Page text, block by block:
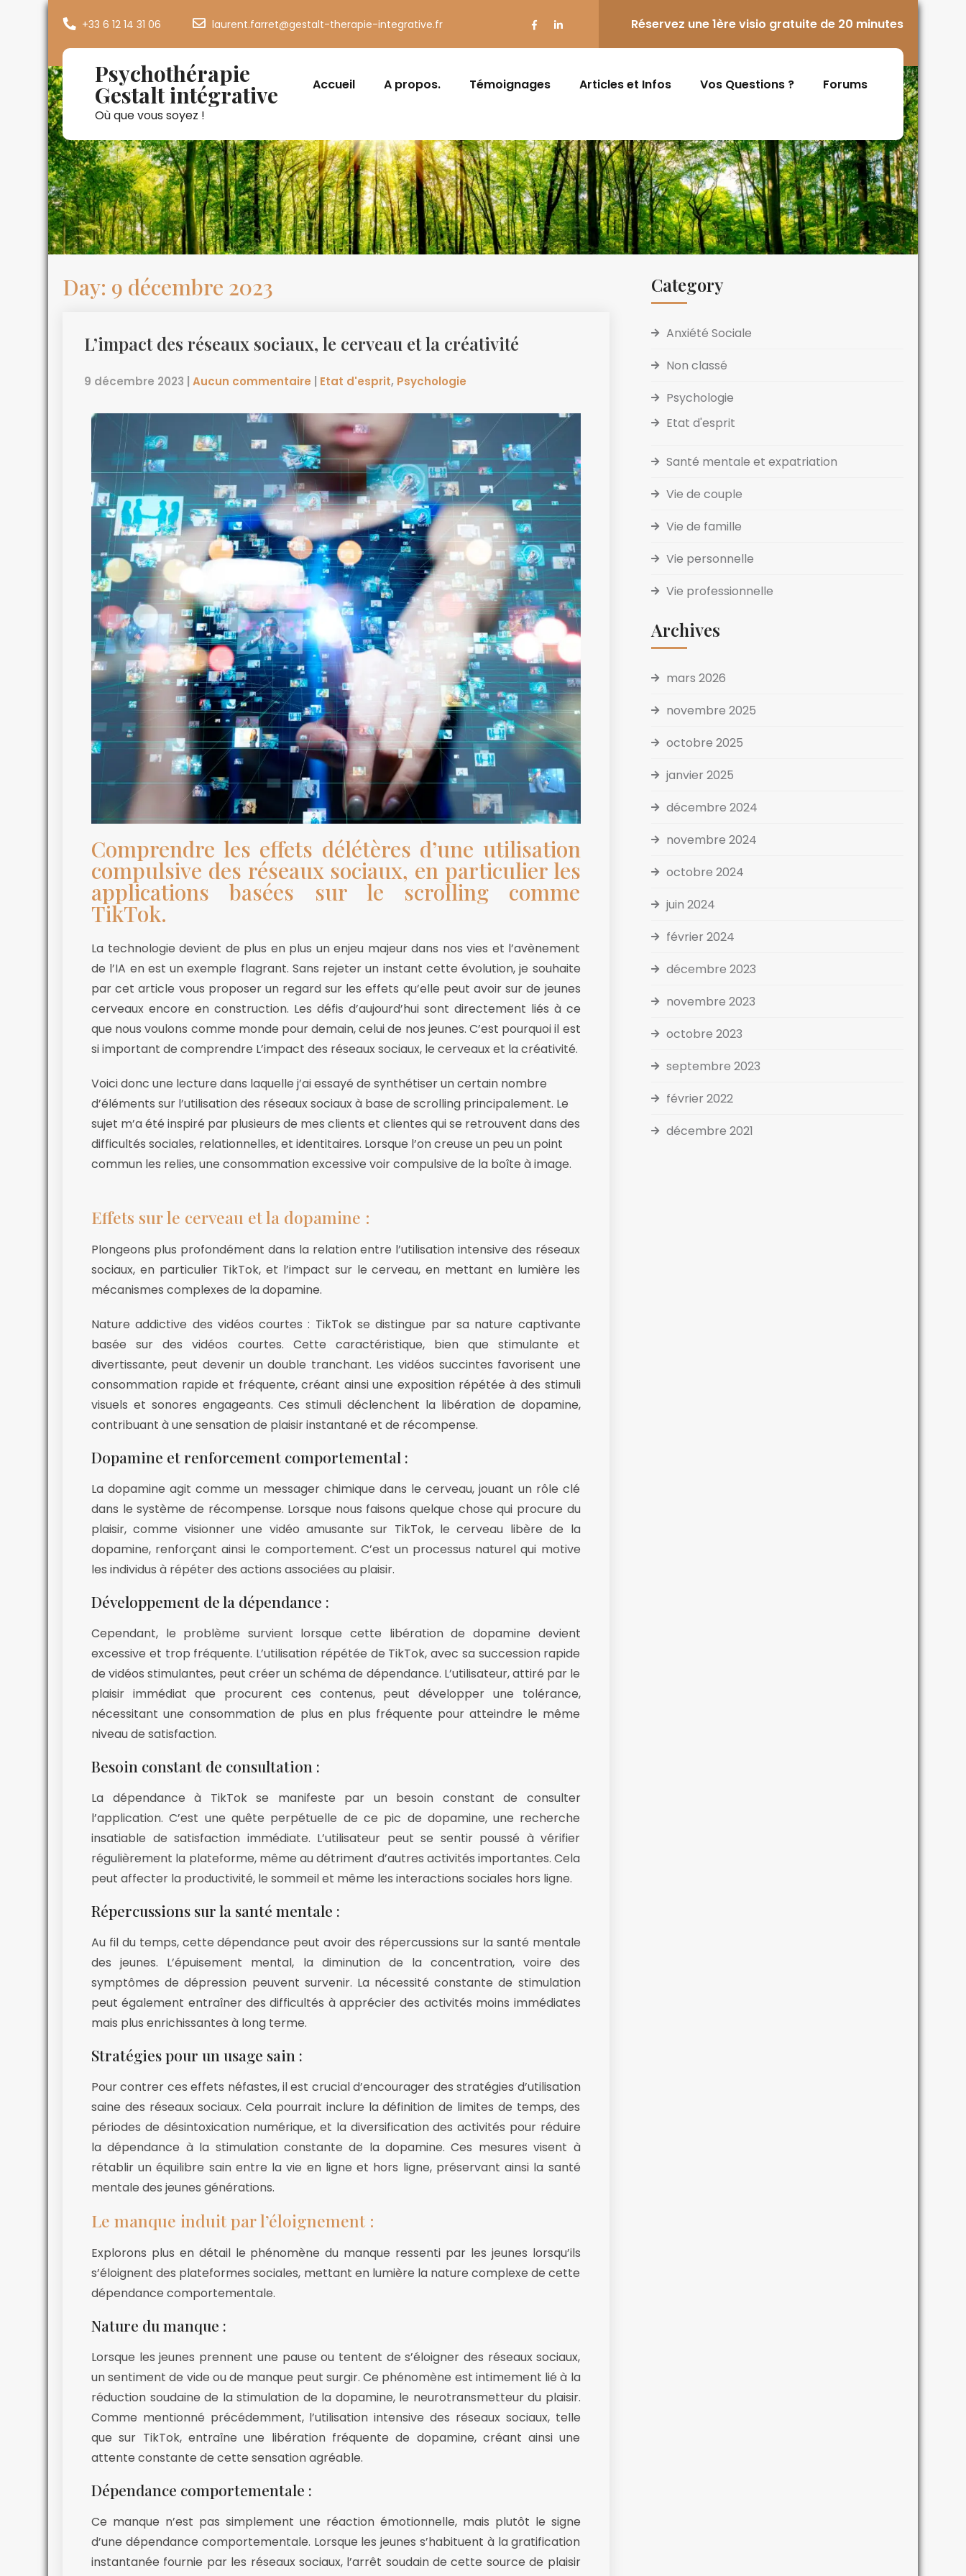
+33 6 12 14 31 06 laurent.farret@gestalt-therapie-integrative.fr Réservez une 1ère visio gratuite de 20 minutes
Psychothérapie
Gestalt intégrative
Où que vous soyez !
Accueil A propos. Témoignages Articles et Infos Vos Questions ? Forums
Day: 9 décembre 2023
L’impact des réseaux sociaux, le cerveau et la créativité
9 décembre 2023 Aucun commentaire Etat d'esprit, Psychologie
Comprendre les effets délétères d’une utilisation
compulsive des réseaux sociaux, en particulier les
applications basées sur le scrolling comme
TikTok.
La technologie devient de plus en plus un enjeu majeur dans nos vies et l’avènement
de l’IA en est un exemple flagrant. Sans rejeter un instant cette évolution, je souhaite
par cet article vous proposer un regard sur les effets qu’elle peut avoir sur de jeunes
cerveaux encore en construction. Les défis d’aujourd’hui sont directement liés à ce
que nous voulons comme monde pour demain, celui de nos jeunes. C’est pourquoi il est
si important de comprendre L’impact des réseaux sociaux, le cerveaux et la créativité.
Voici donc une lecture dans laquelle j’ai essayé de synthétiser un certain nombre
d’éléments sur l’utilisation des réseaux sociaux à base de scrolling principalement. Le
sujet m’a été inspiré par plusieurs de mes clients et clientes qui se retrouvent dans des
difficultés sociales, relationnelles, et identitaires. Lorsque l’on creuse un peu un point
commun les relies, une consommation excessive voir compulsive de la boîte à image.
Effets sur le cerveau et la dopamine :
Plongeons plus profondément dans la relation entre l’utilisation intensive des réseaux
sociaux, en particulier TikTok, et l’impact sur le cerveau, en mettant en lumière les
mécanismes complexes de la dopamine.
Nature addictive des vidéos courtes : TikTok se distingue par sa nature captivante
basée sur des vidéos courtes. Cette caractéristique, bien que stimulante et
divertissante, peut devenir un double tranchant. Les vidéos succintes favorisent une
consommation rapide et fréquente, créant ainsi une exposition répétée à des stimuli
visuels et sonores engageants. Ces stimuli déclenchent la libération de dopamine,
contribuant à une sensation de plaisir instantané et de récompense.
Dopamine et renforcement comportemental :
La dopamine agit comme un messager chimique dans le cerveau, jouant un rôle clé
dans le système de récompense. Lorsque nous faisons quelque chose qui procure du
plaisir, comme visionner une vidéo amusante sur TikTok, le cerveau libère de la
dopamine, renforçant ainsi le comportement. C’est un processus naturel qui motive
les individus à répéter des actions associées au plaisir.
Développement de la dépendance :
Cependant, le problème survient lorsque cette libération de dopamine devient
excessive et trop fréquente. L’utilisation répétée de TikTok, avec sa succession rapide
de vidéos stimulantes, peut créer un schéma de dépendance. L’utilisateur, attiré par le
plaisir immédiat que procurent ces contenus, peut développer une tolérance,
nécessitant une consommation de plus en plus fréquente pour atteindre le même
niveau de satisfaction.
Besoin constant de consultation :
La dépendance à TikTok se manifeste par un besoin constant de consulter
l’application. C’est une quête perpétuelle de ce pic de dopamine, une recherche
insatiable de satisfaction immédiate. L’utilisateur peut se sentir poussé à vérifier
régulièrement la plateforme, même au détriment d’autres activités importantes. Cela
peut affecter la productivité, le sommeil et même les interactions sociales hors ligne.
Répercussions sur la santé mentale :
Au fil du temps, cette dépendance peut avoir des répercussions sur la santé mentale
des jeunes. L’épuisement mental, la diminution de la concentration, voire des
symptômes de dépression peuvent survenir. La nécessité constante de stimulation
peut également entraîner des difficultés à apprécier des activités moins immédiates
mais plus enrichissantes à long terme.
Stratégies pour un usage sain :
Pour contrer ces effets néfastes, il est crucial d’encourager des stratégies d’utilisation
saine des réseaux sociaux. Cela pourrait inclure la définition de limites de temps, des
périodes de désintoxication numérique, et la diversification des activités pour réduire
la dépendance à la stimulation constante de la dopamine. Ces mesures visent à
rétablir un équilibre sain entre la vie en ligne et hors ligne, préservant ainsi la santé
mentale des jeunes générations.
Le manque induit par l’éloignement :
Explorons plus en détail le phénomène du manque ressenti par les jeunes lorsqu’ils
s’éloignent des plateformes sociales, mettant en lumière la nature complexe de cette
dépendance comportementale.
Nature du manque :
Lorsque les jeunes prennent une pause ou tentent de s’éloigner des réseaux sociaux,
un sentiment de vide ou de manque peut surgir. Ce phénomène est intimement lié à la
réduction soudaine de la stimulation de la dopamine, le neurotransmetteur du plaisir.
Comme mentionné précédemment, l’utilisation intensive des réseaux sociaux, telle
que sur TikTok, entraîne une libération fréquente de dopamine, créant ainsi une
attente constante de cette sensation agréable.
Dépendance comportementale :
Ce manque n’est pas simplement une réaction émotionnelle, mais plutôt le signe
d’une dépendance comportementale. Lorsque les jeunes s’habituent à la gratification
instantanée fournie par les réseaux sociaux, l’arrêt soudain de cette source de plaisir
Category
Anxiété Sociale
Non classé
Psychologie
Etat d'esprit
Santé mentale et expatriation
Vie de couple
Vie de famille
Vie personnelle
Vie professionnelle
Archives
mars 2026
novembre 2025
octobre 2025
janvier 2025
décembre 2024
novembre 2024
octobre 2024
juin 2024
février 2024
décembre 2023
novembre 2023
octobre 2023
septembre 2023
février 2022
décembre 2021